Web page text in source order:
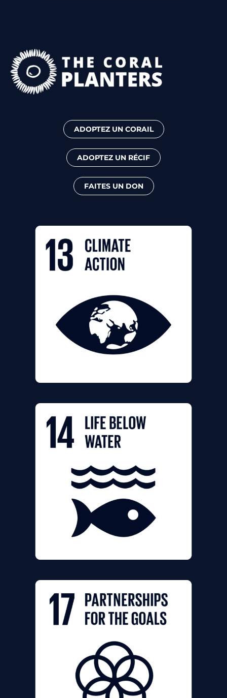
ADOPTEZ UN CORAIL
ADOPTEZ UN RÉCIF
FAITES UN DON